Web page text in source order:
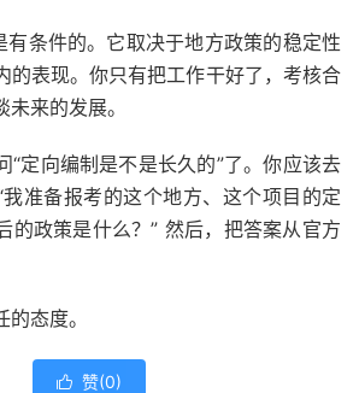
有条件的。它取决于地方政策的稳定性
的表现。你只有把工作干好了，考核合
来的发展。
“定向编制是不是长久的”了。你应该去
准备报考的这个地方、这个项目的定
的政策是什么？” 然后，把答案从官方
态度。
 赞(0)